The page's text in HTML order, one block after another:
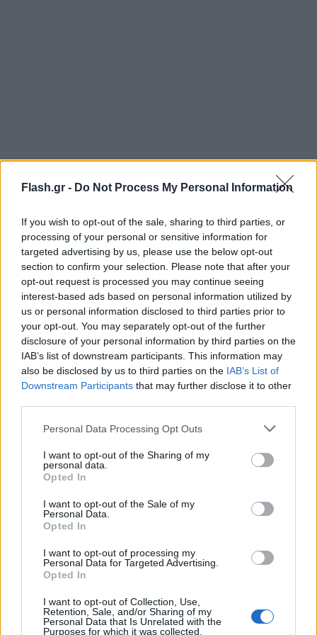
Flash.gr - Do Not Process My Personal Information
If you wish to opt-out of the sale, sharing to third parties, or
processing of your personal or sensitive information for
targeted advertising by us, please use the below opt-out
section to confirm your selection. Please note that after your
opt-out request is processed you may continue seeing
interest-based ads based on personal information utilized by
us or personal information disclosed to third parties prior to
your opt-out. You may separately opt-out of the further
disclosure of your personal information by third parties on the
IAB’s list of downstream participants. This information may
also be disclosed by us to third parties on the IAB’s List of
Downstream Participants that may further disclose it to other
Please note that this website/app uses one or more Google
not limited to your visit or usage behaviour. You may click to
grant or deny consent to Google and its third-party tags to
use your data for below specified purposes in below Google
consent section.
Personal Data Processing Opt Outs
I want to opt-out of the Sharing of my
personal data.
Opted In
I want to opt-out of the Sale of my
Personal Data.
Opted In
I want to opt-out of processing my
Personal Data for Targeted Advertising.
Opted In
I want to opt-out of Collection, Use,
Retention, Sale, and/or Sharing of my
Personal Data that Is Unrelated with the
Purposes for which it was collected.
παράμετρος»
Η νέα αυτή εξέλιξη φέρνει στο προσκήνιο καιτη
γαλλική Meridiam, η οποία είχε καταθέσει
πρόταση για την απόκτηση του 49% του έργου εδώ
και περίπου έναν χρόνο, παραμένοντας σταθερά
στο τραπέζι. Η εταιρεία φέρεται να συνεργάζεται
ήδη με το DFC στο έργο αφαλάτωσης Aqaba–
Amman στην Ιορδανία, ύψους άνω του 1 δισ.
δολαρίων, γεγονός που ενισχύει τα σενάρια για μια
φυσική συνέχεια της συνεργασίας τους και στο
εταιρείας, γεγονός που προσθέτει ακόμη μία
διεθνή διάσταση.
Η αμερικανική «σφραγίδα» αλλάζει το παιχνίδι
Η πιθανή συμμετοχή του DFC έρχεται σε μια
κρίσιμη στιγμή, όπου το έργο βρισκόταν σε φάση
επαναξιολόγησης, και ανατρέπει τις ισορροπίες. Η
επενδυτική αξιοπιστία, αλλά και θωρακίζει
γεωπολιτικά το έργο, εντάσσοντάς το
στο πλαίσιο